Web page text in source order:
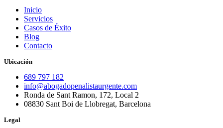
Inicio
Servicios
Casos de Éxito
Blog
Contacto
Ubicación
689 797 182
info@abogadopenalistaurgente.com
Ronda de Sant Ramon, 172, Local 2
08830 Sant Boi de Llobregat, Barcelona
Legal